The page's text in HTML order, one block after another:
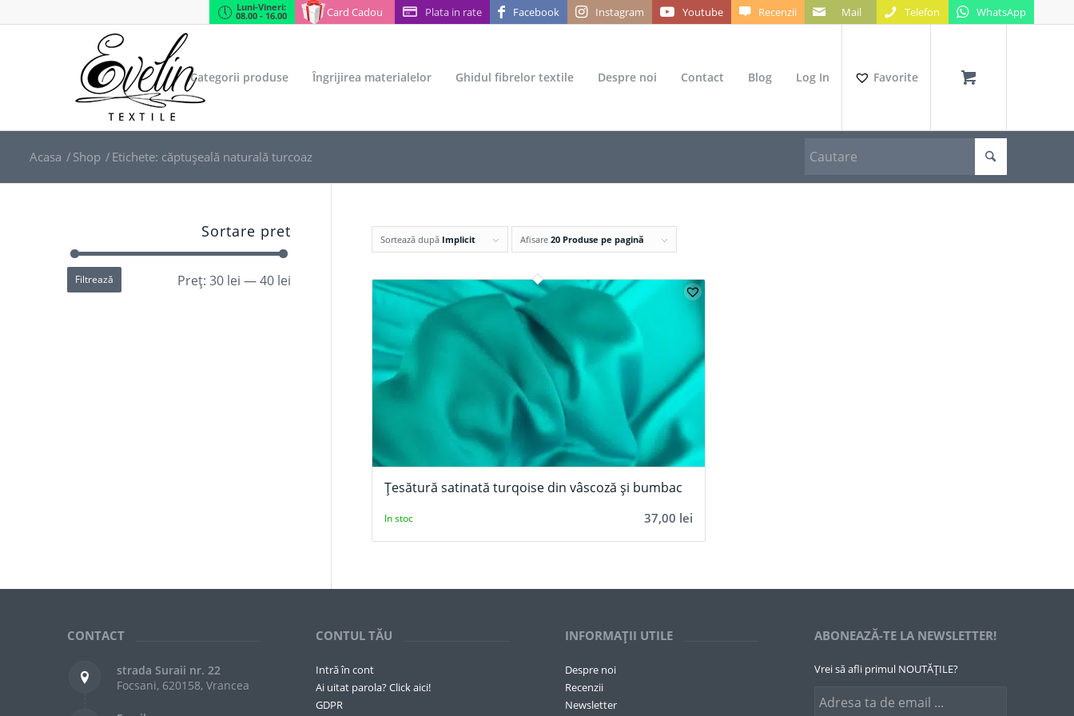
Card Cadou Plata in rate Facebook Instagram Youtube Recenzii Mail Telefon WhatsApp
Luni-Vineri:
08.00 - 16.00
Categorii produse Îngrijirea materialelor Ghidul fibrelor textile Despre noi Contact Blog Log In Favorite
Acasa / Shop / Etichete: căptușeală naturală turcoaz
Sortează după Implicit Afisare 20 Produse pe pagină
Țesătură satinată turqoise din vâscoză și bumbac
37,00 lei
In stoc
Sortare pret
Filtrează Preț: 30 lei —40 lei
CONTACT
strada Suraii nr. 22
Focsani, 620158, Vrancea
CONTUL TĂU
Intră în cont
Ai uitat parola? Click aici!
GDPR
INFORMAȚII UTILE
Despre noi
Recenzii
Newsletter
ABONEAZĂ-TE LA NEWSLETTER!
Vrei să afli primul NOUTĂȚILE?